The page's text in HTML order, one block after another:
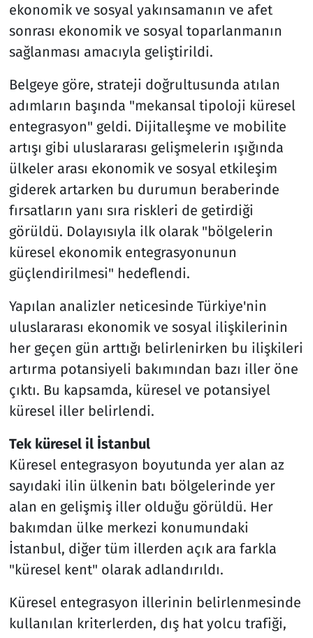
ekonomik ve sosyal yakınsamanın ve afet
sonrası ekonomik ve sosyal toparlanmanın
sağlanması amacıyla geliştirildi.
Belgeye göre, strateji doğrultusunda atılan
adımların başında "mekansal tipoloji küresel
entegrasyon" geldi. Dijitalleşme ve mobilite
artışı gibi uluslararası gelişmelerin ışığında
ülkeler arası ekonomik ve sosyal etkileşim
giderek artarken bu durumun beraberinde
fırsatların yanı sıra riskleri de getirdiği
görüldü. Dolayısıyla ilk olarak "bölgelerin
küresel ekonomik entegrasyonunun
güçlendirilmesi" hedeflendi.
Yapılan analizler neticesinde Türkiye'nin
uluslararası ekonomik ve sosyal ilişkilerinin
her geçen gün arttığı belirlenirken bu ilişkileri
artırma potansiyeli bakımından bazı iller öne
çıktı. Bu kapsamda, küresel ve potansiyel
küresel iller belirlendi.
Tek küresel il İstanbul
Küresel entegrasyon boyutunda yer alan az
sayıdaki ilin ülkenin batı bölgelerinde yer
alan en gelişmiş iller olduğu görüldü. Her
bakımdan ülke merkezi konumundaki
İstanbul, diğer tüm illerden açık ara farkla
"küresel kent" olarak adlandırıldı.
Küresel entegrasyon illerinin belirlenmesinde
kullanılan kriterlerden, dış hat yolcu trafiği,